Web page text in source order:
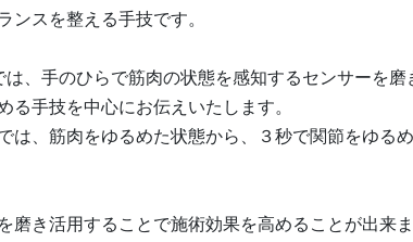
ンスを整える手技です。
、手のひらで筋肉の状態を感知するセンサーを磨
る手技を中心にお伝えいたします。
は、筋肉をゆるめた状態から、３秒で関節をゆる
磨き活用することで施術効果を高めることが出来ま